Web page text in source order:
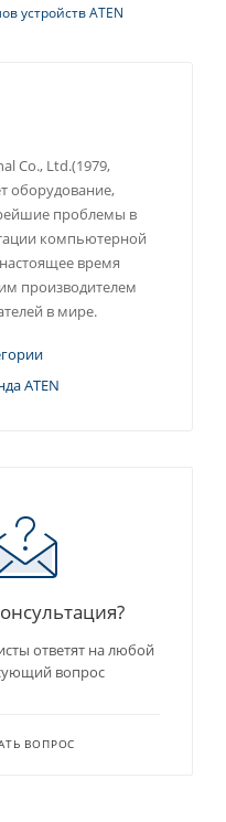
ДОПОЛНИТЕЛЬНО
устройств ATEN
Co., Ltd.(1979,
оборудование,
проблемы в
компьютерной
время
производителем
в мире.
ATEN
ответят на любой
вопрос
ВОПРОС